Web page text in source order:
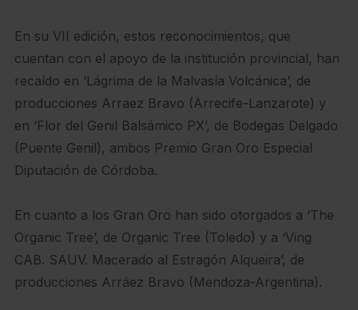
En su VII edición, estos reconocimientos, que
cuentan con el apoyo de la institución provincial, han
recaído en ‘Lágrima de la Malvasía Volcánica’, de
producciones Arraez Bravo (Arrecife-Lanzarote) y
en ‘Flor del Genil Balsámico PX’, de Bodegas Delgado
(Puente Genil), ambos Premio Gran Oro Especial
Diputación de Córdoba.
En cuanto a los Gran Oro han sido otorgados a ‘The
Organic Tree’, de Organic Tree (Toledo) y a ‘Ving
CAB. SAUV. Macerado al Estragón Alqueira’, de
producciones Arráez Bravo (Mendoza-Argentina).